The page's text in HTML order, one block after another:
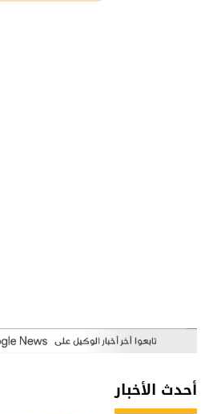
أحدث الأخبار